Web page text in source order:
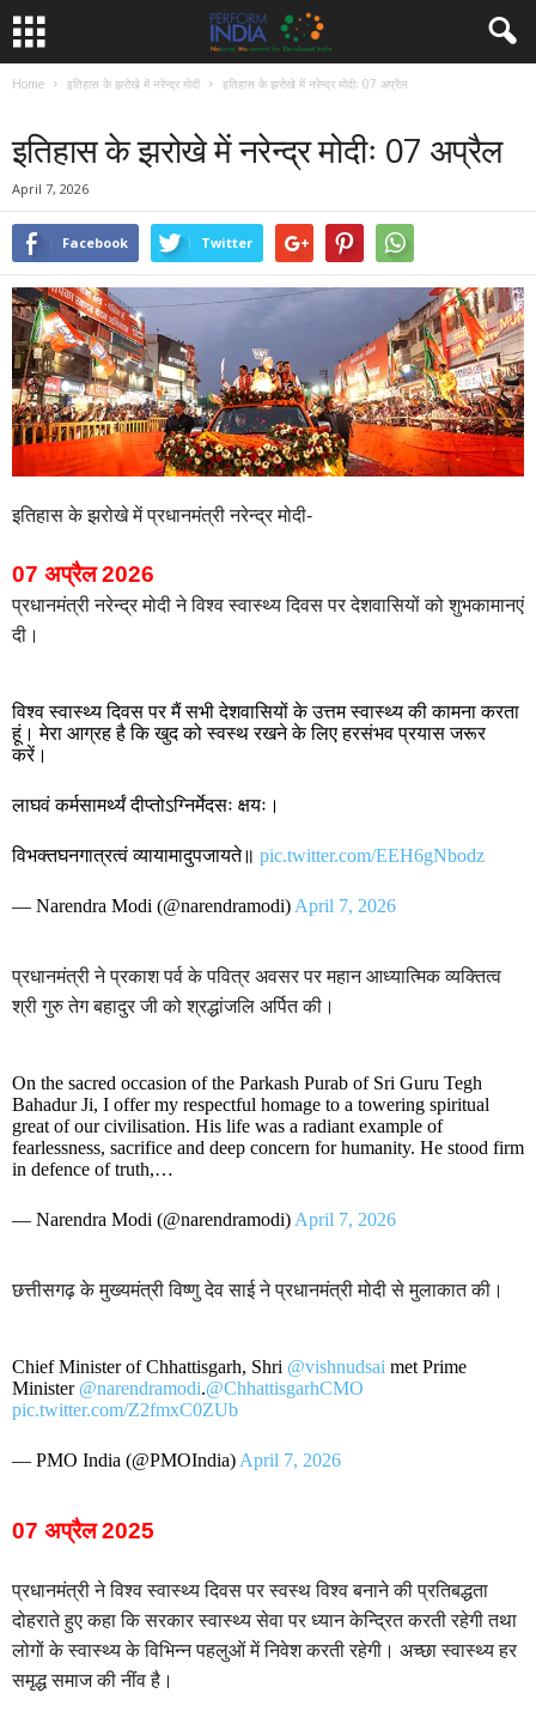
Home इतिहास के झरोखे में नरेन्द्र मोदी इतिहास के झरोखे में नरेन्द्र मोदीः 07 अप्रैल
इतिहास के झरोखे में नरेन्द्र मोदीः 07 अप्रैल
April 7, 2026
Facebook Twitter
इतिहास के झरोखे में प्रधानमंत्री नरेन्द्र मोदी-
07 अप्रैल 2026
प्रधानमंत्री नरेन्द्र मोदी ने विश्व स्वास्थ्य दिवस पर देशवासियों को शुभकामानएं
दी।
विश्व स्वास्थ्य दिवस पर मैं सभी देशवासियों के उत्तम स्वास्थ्य की कामना करता
हूं। मेरा आग्रह है कि खुद को स्वस्थ रखने के लिए हरसंभव प्रयास जरूर
करें।
लाघवं कर्मसामर्थ्यं दीप्तोऽग्निर्मेदसः क्षयः।
विभक्तघनगात्रत्वं व्यायामादुपजायते॥ pic.twitter.com/EEH6gNbodz
— Narendra Modi (@narendramodi) April 7, 2026
प्रधानमंत्री ने प्रकाश पर्व के पवित्र अवसर पर महान आध्यात्मिक व्यक्तित्व
श्री गुरु तेग बहादुर जी को श्रद्धांजलि अर्पित की।
On the sacred occasion of the Parkash Purab of Sri Guru Tegh
Bahadur Ji, I offer my respectful homage to a towering spiritual
great of our civilisation. His life was a radiant example of
fearlessness, sacrifice and deep concern for humanity. He stood firm
in defence of truth,…
— Narendra Modi (@narendramodi) April 7, 2026
छत्तीसगढ़ के मुख्यमंत्री विष्णु देव साई ने प्रधानमंत्री मोदी से मुलाकात की।
Chief Minister of Chhattisgarh, Shri @vishnudsai met Prime
Minister @narendramodi.@ChhattisgarhCMO
pic.twitter.com/Z2fmxC0ZUb
— PMO India (@PMOIndia) April 7, 2026
07 अप्रैल 2025
प्रधानमंत्री ने विश्व स्वास्थ्य दिवस पर स्वस्थ विश्व बनाने की प्रतिबद्धता
दोहराते हुए कहा कि सरकार स्वास्थ्य सेवा पर ध्यान केन्द्रित करती रहेगी तथा
लोगों के स्वास्थ्य के विभिन्न पहलुओं में निवेश करती रहेगी। अच्छा स्वास्थ्य हर
समृद्ध समाज की नींव है।